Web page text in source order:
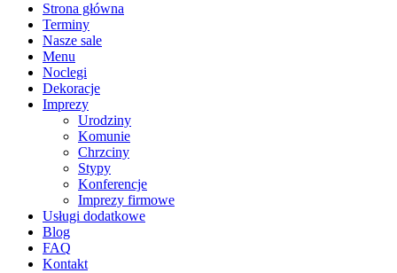
Strona główna
Terminy
Nasze sale
Menu
Noclegi
Dekoracje
Imprezy
Urodziny
Komunie
Chrzciny
Stypy
Konferencje
Imprezy firmowe
Usługi dodatkowe
Blog
FAQ
Kontakt